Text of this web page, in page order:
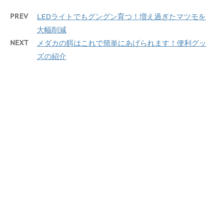
PREV
LEDライトでもグングン育つ！増え過ぎたマツモを
大幅削減
NEXT
メダカの餌はこれで簡単にあげられます！便利グッ
ズの紹介